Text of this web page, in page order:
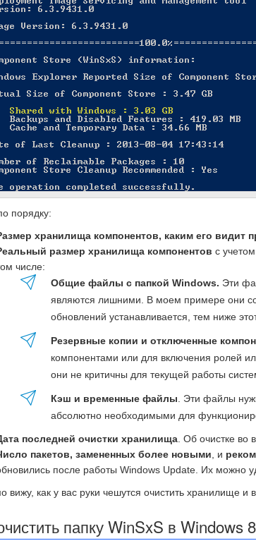
порядку:
хранилища компонентов, каким его видит
размер хранилища компонентов с
числе:
Общие файлы с папкой Windows. Эти
являются лишними. В моем примере они
обновлений устанавливается, тем ниже
Резервные копии и отключенные
компонентами или для включения ролей
они не критичны для текущей работы
Кэш и временные файлы . Эти файлы
абсолютно необходимыми для
последней очистки хранилища . Об очистке во
пакетов, замененных более новыми , и
после работы Windows Update. Их можно
вижу, как у вас руки чешутся очистить хранилище и
папку WinSxS в Windows